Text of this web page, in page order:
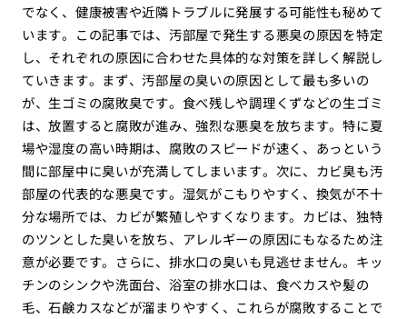
でなく、健康被害や近隣トラブルに発展する可能性も秘めて
います。この記事では、汚部屋で発生する悪臭の原因を特定
し、それぞれの原因に合わせた具体的な対策を詳しく解説し
ていきます。まず、汚部屋の臭いの原因として最も多いの
が、生ゴミの腐敗臭です。食べ残しや調理くずなどの生ゴミ
は、放置すると腐敗が進み、強烈な悪臭を放ちます。特に夏
場や湿度の高い時期は、腐敗のスピードが速く、あっという
間に部屋中に臭いが充満してしまいます。次に、カビ臭も汚
部屋の代表的な悪臭です。湿気がこもりやすく、換気が不十
分な場所では、カビが繁殖しやすくなります。カビは、独特
のツンとした臭いを放ち、アレルギーの原因にもなるため注
意が必要です。さらに、排水口の臭いも見逃せません。キッ
チンのシンクや洗面台、浴室の排水口は、食べカスや髪の
毛、石鹸カスなどが溜まりやすく、これらが腐敗することで